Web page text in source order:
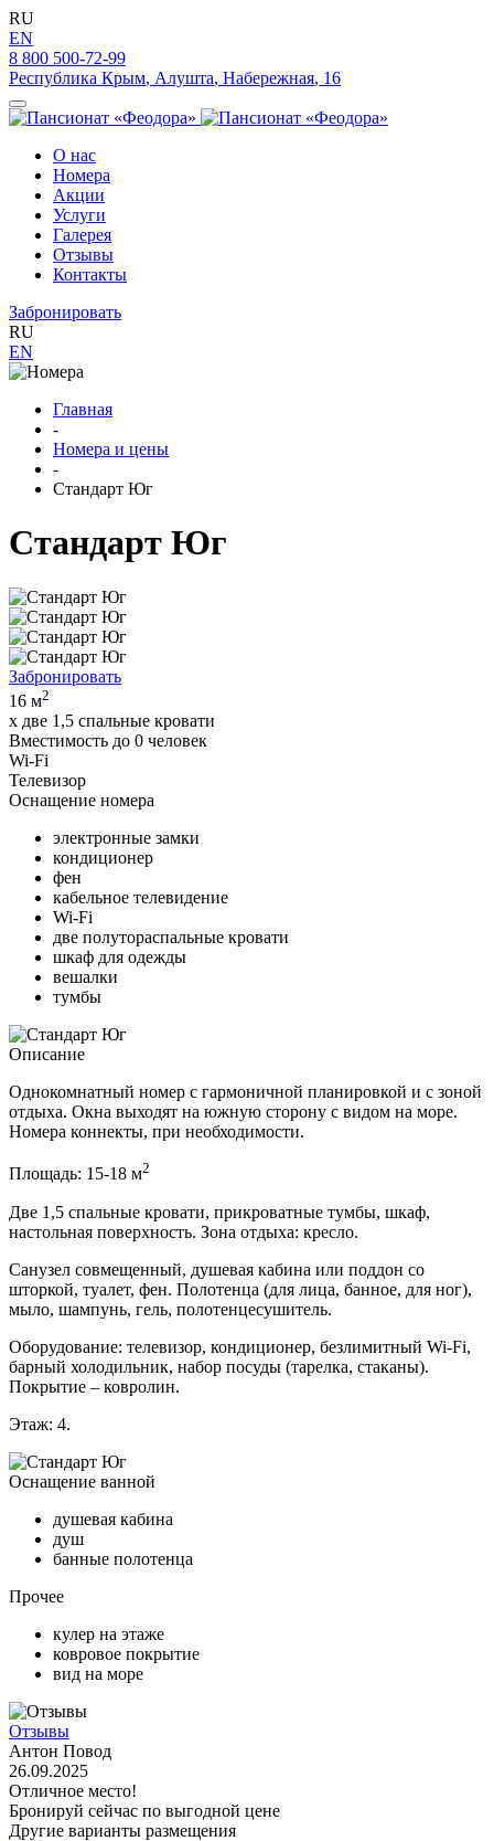
RU
EN
8 800 500-72-99
Республика Крым, Алушта, Набережная, 16
О нас
Номера
Акции
Услуги
Галерея
Отзывы
Контакты
Забронировать
RU
EN
Главная
-
Номера и цены
-
Стандарт Юг
Стандарт Юг
Забронировать
16 м2
x две 1,5 спальные кровати
Вместимость до 0 человек
Wi-Fi
Телевизор
Оснащение номера
электронные замки
кондиционер
фен
кабельное телевидение
Wi-Fi
две полутораспальные кровати
шкаф для одежды
вешалки
тумбы
Описание
Однокомнатный номер с гармоничной планировкой и с зоной
отдыха. Окна выходят на южную сторону с видом на море.
Номера коннекты, при необходимости.
Площадь: 15-18 м2
Две 1,5 спальные кровати, прикроватные тумбы, шкаф,
настольная поверхность. Зона отдыха: кресло.
Санузел совмещенный, душевая кабина или поддон со
шторкой, туалет, фен. Полотенца (для лица, банное, для ног),
мыло, шампунь, гель, полотенцесушитель.
Оборудование: телевизор, кондиционер, безлимитный Wi-Fi,
барный холодильник, набор посуды (тарелка, стаканы).
Покрытие – ковролин.
Этаж: 4.
Оснащение ванной
душевая кабина
душ
банные полотенца
Прочее
кулер на этаже
ковровое покрытие
вид на море
Отзывы
Антон Повод
26.09.2025
Отличное место!
Бронируй сейчас по выгодной цене
Другие варианты размещения